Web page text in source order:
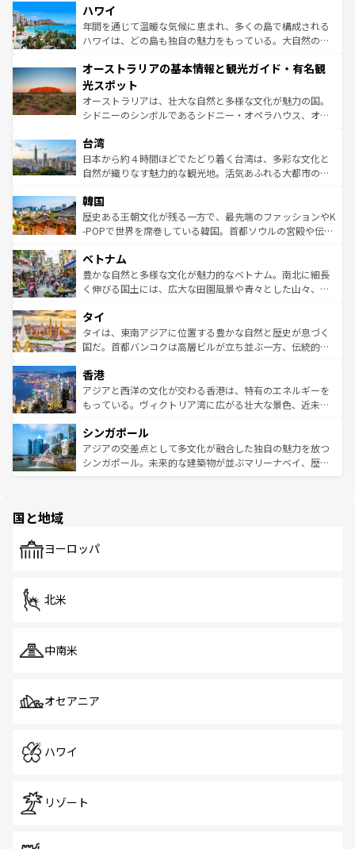
着のスイス情報は
のような巨大都市は、観光、ショッピング、エンターテイ
ンメントが詰まった刺激的なスポットだ。一方、アメリカ
西部には大自然が広がり、グランドキャニオンやイエロー
部のニューオーリンズでは、音楽と美食が融合した独特の
文化が魅力。旅行者はアメリカの各地域で異なる魅力を楽
しみながら、その多様性と豊かな歴史を感じることができ
るだろう。車でのロードトリップや列車の旅も、アメリカ
情報は
ハワイ
年間を通じて温暖な気候に恵まれ、多くの島で構成される
ハワイは、どの島も独自の魅力をもっている。大自然の神
ワイ島は見逃せない。また、定番の観光地といえばオアフ
島だが、静かな自然を求めるならマウイ島やカウアイ島が
おすすめ。エメラルドグリーンに輝く海をはじめ、豊かな
文化や歴史が息づいている。「アロハスピリット」と呼ば
人々、おいしいローカルフードやハワイアンミュージッ
ク、伝統的なフラダンスなど、すべてがハワイの魅力を彩
っている。訪れるたびに新しい発見と感動が待っているハ
はコンテンツ一覧
オーストラリアの基本情報と観光ガイド・有名観
光スポット
オーストラリアは、壮大な自然と多様な文化が魅力の国。
シドニーのシンボルであるシドニー・オペラハウス、オー
リアリーフや大陸中央部にそびえるウルル（エアーズロッ
ク）、タスマニアの美しい原生林やケアンズの熱帯雨林な
ど、見どころがたくさん。また、カフェやワイン、オージ
いる。アクティビティも充実しており、サーフィンやダイ
ビング、ハイキングなど、アウトドア好きにはたまらな
い。オーストラリアの多彩な魅力を存分に味わいつくそ
参照してほしい。
台湾
日本から約４時間ほどでたどり着く台湾は、多彩な文化と
自然が織りなす魅力的な観光地。活気あふれる大都市の台
ン）、静ひつな山岳地帯である台湾東部など、都市の喧騒
と山間の静けさが共存しており、訪れる人に新しい発見と
驚きをもたらしてくれる。また、奥深い台湾の食文化も魅
容にもいいと評判のスイーツなど、バラエティ豊かな料理
が味わえる。 なお、新着の台湾情報は コンテンツ一覧を参
照してほしい。
韓国
歴史ある王朝文化が残る一方で、最先端のファッションやK
-POPで世界を席巻している韓国。首都ソウルの宮殿や伝統
き、地方に足を延ばせば四季折々の自然美を楽しむことが
できる。そして、キムチや焼肉、絶品のストリートフード
まで、さまざまな韓国料理が待っている。夜には、韓国な
リティに包まれながら、韓国の多彩な魅力を心ゆくまで味
わってみてほしい。 なお、新着の韓国情報はコンテンツ一
覧を参照してほしい。
ベトナム
豊かな自然と多様な文化が魅力的なベトナム。南北に細長
く伸びる国土には、広大な田園風景や青々とした山々、世
急速な発展と共に伝統が息づく。ハノイの古い町並みやホ
ーチミン市のフランス統治時代の建物も、独特の雰囲気を
醸し出している。また、バラエティの豊かさとおいしさで
とつ。フォーやバインミー、ベトナムコーヒーなどは、ぜ
ひ現地で味わいたい。どの地域を訪れてもあたたかい人々
が旅行者を迎えてくれるので、きっと忘れられない旅にな
参照してほしい。
タイ
タイは、東南アジアに位置する豊かな自然と歴史が息づく
国だ。首都バンコクは高層ビルが立ち並ぶ一方、伝統的な
の活気が交差している。北部ではチェンマイなどの山岳地
帯で自然と触れ合い、南部ではプーケットやクラビの美し
いビーチでリゾート気分を楽しむことができる。タイ料理
激する。気候は一年中温暖で、どの季節にも異なる楽しみ
が待っている。親しみやすいタイの人々、仏教を中心とし
た文化、そして多様な観光資源が、訪れる旅人を魅了し続
香港
アジアと西洋の文化が交わる香港は、特有のエネルギーを
もっている。ヴィクトリア湾に広がる壮大な景色、近未来
み、どこを訪れても感動するはず。観光スポットが密集し
ており、効率よく見どころを回れるのも魅力。息をのむよ
うな絶景から文化的な体験まで、香港を存分に楽しみ尽く
シンガポール
アジアの交差点として多文化が融合した独自の魅力を放つ
シンガポール。未来的な建築物が並ぶマリーナベイ、歴史
で、ホーカーズは地元の風情を楽しめる外せないスポット
国と地域
ヨーロッパ
北米
中南米
オセアニア
ハワイ
リゾート